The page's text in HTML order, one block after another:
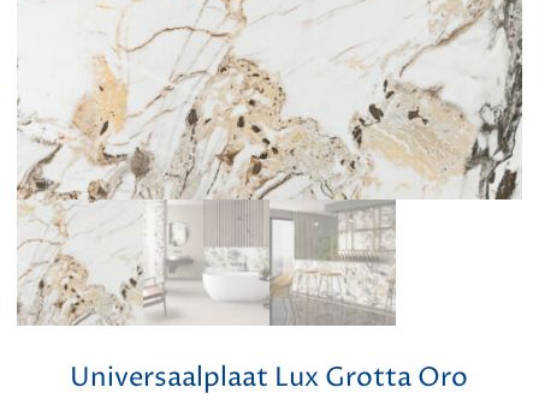
Universaalplaat Lux Grotta Oro